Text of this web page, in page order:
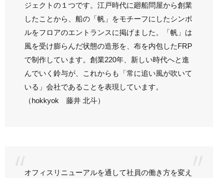
ジェクトの１つです。江戸時代に廻船問屋から創業
したことから、船の「帆」をモチーフにしたシンボ
ルをフロアのエントランスに掲げました。「帆」は
風を受け膨らんだ状態の造形を、布を内包したFRP
で制作しています。創業220年、新しい時代へと進
んでいく鈴与が、これからも「常に追い風が吹いて
いる」会社であることを表現しています。
（ hokkyok 藤井 北斗）
オフィスリニューアルを通して社員の働き方を変え